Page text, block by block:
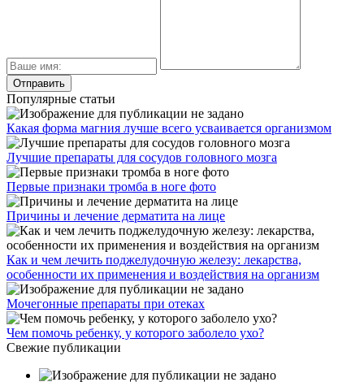
Популярные статьи
Какая форма магния лучше всего усваивается организмом
Лучшие препараты для сосудов головного мозга
Первые признаки тромба в ноге фото
Причины и лечение дерматита на лице
Как и чем лечить поджелудочную железу: лекарства,
особенности их применения и воздействия на организм
Мочегонные препараты при отеках
Чем помочь ребенку, у которого заболело ухо?
Свежие публикации